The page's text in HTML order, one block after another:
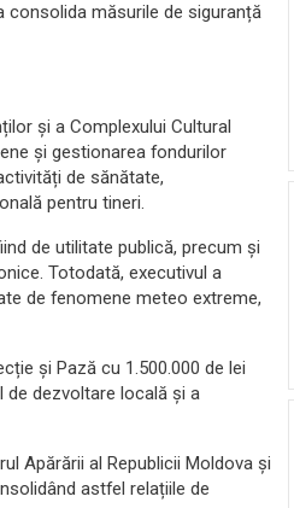
consolida măsurile de siguranță
și a Complexului Cultural
și gestionarea fondurilor
de sănătate,
pentru tineri.
de utilitate publică, precum și
Totodată, executivul a
de fenomene meteo extreme,
și Pază cu 1.500.000 de lei
de dezvoltare locală și a
Apărării al Republicii Moldova și
astfel relațiile de